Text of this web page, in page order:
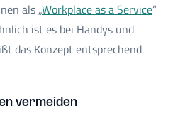
als „Workplace as a Service“
ist es bei Handys und
das Konzept entsprechend
vermeiden